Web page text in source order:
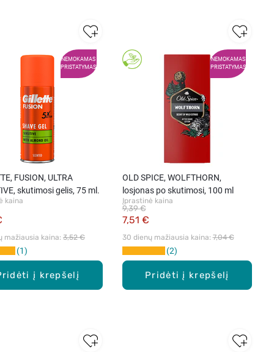
NEMOKAMAS
PRISTATYMAS
į krepšelį
FUSION, ULTRA
skutimosi gelis, 75 ml.
kaina
mažiausia kaina: 3,52 €
1
NEMOKAMAS
PRISTATYMAS
Pridėti į krepšelį
OLD SPICE, WOLFTHORN,
losjonas po skutimosi, 100 ml
Įprastinė kaina
7,51 €
9,39 €
30 dienų mažiausia kaina: 7,04 €
2